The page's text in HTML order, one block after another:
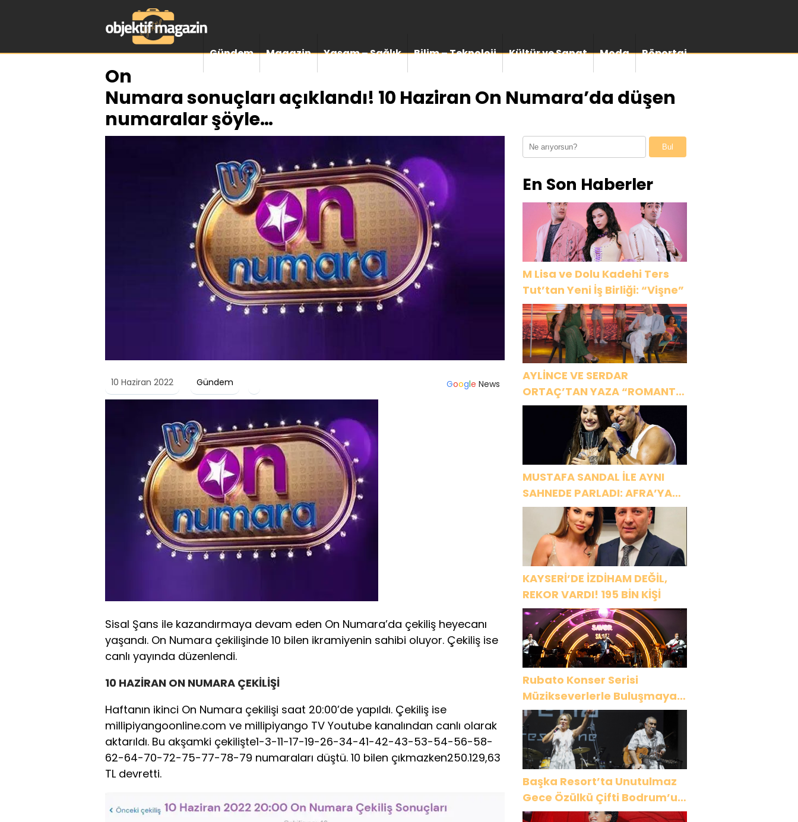
Gündem Magazin Yaşam – Sağlık Bilim – Teknoloji Kültür ve Sanat Moda Röportaj
On
Numara sonuçları açıklandı! 10 Haziran On Numara’da düşen
numaralar şöyle…
10 Haziran 2022 Gündem Google News
Sisal Şans ile kazandırmaya devam eden On Numara’da çekiliş heyecanı
yaşandı. On Numara çekilişinde 10 bilen ikramiyenin sahibi oluyor. Çekiliş ise
canlı yayında düzenlendi.
10 HAZİRAN ON NUMARA ÇEKİLİŞİ
Haftanın ikinci On Numara çekilişi saat 20:00’de yapıldı. Çekiliş ise
millipiyangoonline.com ve millipiyango TV Youtube kanalından canlı olarak
aktarıldı. Bu akşamki çekilişte1-3-11-17-19-26-34-41-42-43-53-54-56-58-
62-64-70-72-75-77-78-79 numaraları düştü. 10 bilen çıkmazken250.129,63
TL devretti.
Bul
En Son Haberler
M Lisa ve Dolu Kadehi Ters
Tut’tan Yeni İş Birliği: “Vişne”
AYLİNCE VE SERDAR
ORTAÇ’TAN YAZA “ROMANTİK
AŞK” BOMBASI!
MUSTAFA SANDAL İLE AYNI
SAHNEDE PARLADI: AFRA’YA
HARBİYE’DE BÜYÜK ALKIŞ
KAYSERİ’DE İZDİHAM DEĞİL,
REKOR VARDI! 195 BİN KİŞİ
Rubato Konser Serisi
Müzikseverlerle Buluşmaya
Devam Ediyor
Başka Resort’ta Unutulmaz
Gece Özülkü Çifti Bodrum’u
Büyüledi